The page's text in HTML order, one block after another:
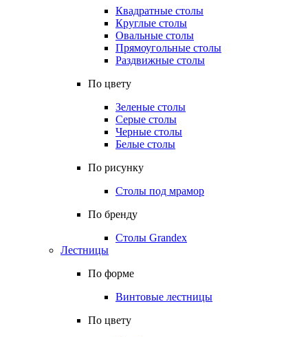
Квадратные столы
Круглые столы
Овальные столы
Прямоугольные столы
Раздвижные столы
По цвету
Зеленые столы
Серые столы
Черные столы
Белые столы
По рисунку
Столы под мрамор
По бренду
Столы Grandex
Лестницы
По форме
Винтовые лестницы
По цвету